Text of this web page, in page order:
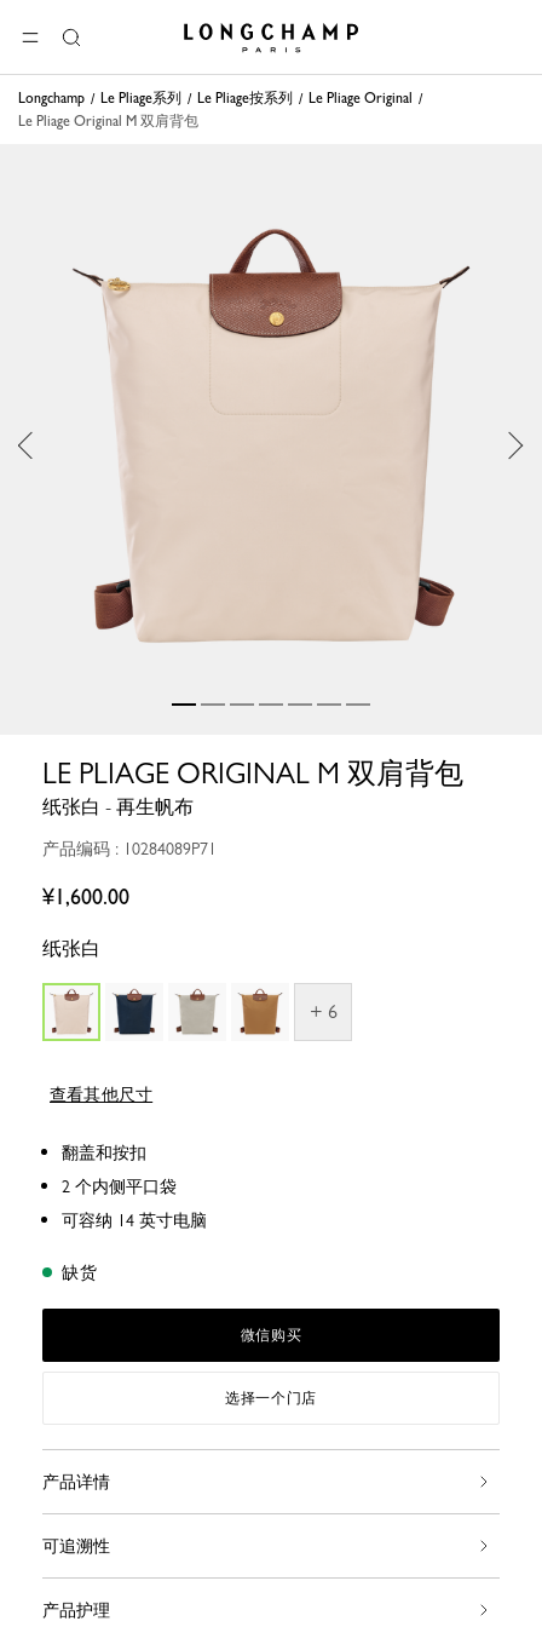
选单
搜
索
Longchamp - 主页
Longchamp Le Pliage系列 Le Pliage按系列
Le Pliage Original
Le Pliage Original M 双肩背包
LE PLIAGE ORIGINAL M 双肩背包
纸张白 - 再生帆布
产品编码 : 10284089P71
¥1,600.00
纸张白
+ 6
查看其他尺寸
翻盖和按扣
2 个内侧平口袋
可容纳 14 英寸电脑
缺货
微信购买
选择一个门店
产品详情
可追溯性
产品护理